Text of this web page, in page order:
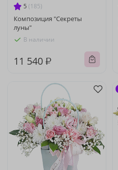
5 (185)
Композиция "Секреты
луны"
В наличии
11 540 ₽